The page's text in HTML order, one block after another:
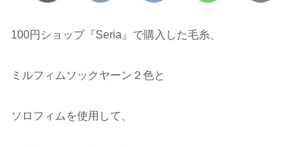
100円ショップ『Seria』で購入した毛糸、
ミルフィムソックヤーン２色と
ソロフィムを使用して、